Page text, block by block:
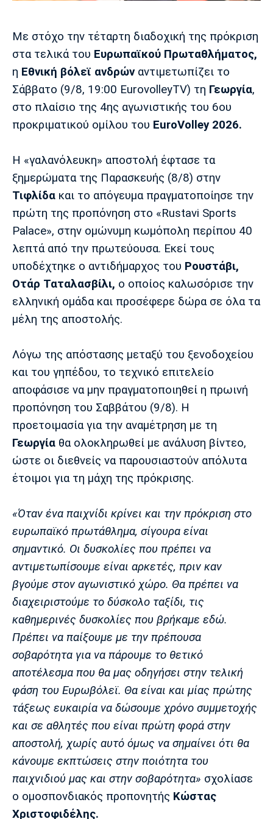
Πολιτισμός
Τραγούδια
Cine Spot
Running
Media
Παρασκήνιο
Πρόγραμμα TV
Ιωνικός Κηφισιά Πανσερραϊκός
Γιουνάιτεντ
Λίβερπουλ
Μάντσεστερ
Σίτι
Γιουβέντους
Ίντερ Μπάγερν
Μπορούσια
Ντόρτμουντ
Παρί Σεν
Ζερμέν
Πόρτο Μπενφίκα
Με στόχο την τέταρτη διαδοχική της πρόκριση
στα τελικά του Ευρωπαϊκού Πρωταθλήματος,
η Εθνική βόλεϊ ανδρώναντιμετωπίζει το
Σάββατο (9/8, 19:00 EurovolleyTV) τη Γεωργία,
στο πλαίσιο της 4ης αγωνιστικής του 6ου
προκριματικού ομίλου του EuroVolley 2026.
Η «γαλανόλευκη» αποστολή έφτασε τα
ξημερώματα της Παρασκευής (8/8) στην
Τιφλίδα και το απόγευμα πραγματοποίησε την
πρώτη της προπόνηση στο «Rustavi Sports
Palace», στην ομώνυμη κωμόπολη περίπου 40
λεπτά από την πρωτεύουσα. Εκεί τους
υποδέχτηκε ο αντιδήμαρχος του Ρουστάβι,
Οτάρ Ταταλασβίλι, ο οποίος καλωσόρισε την
ελληνική ομάδα και προσέφερε δώρα σε όλα τα
μέλη της αποστολής.
Λόγω της απόστασης μεταξύ του ξενοδοχείου
και του γηπέδου, το τεχνικό επιτελείο
αποφάσισε να μην πραγματοποιηθεί η πρωινή
προπόνηση του Σαββάτου (9/8). Η
προετοιμασία για την αναμέτρηση με τη
Γεωργία θα ολοκληρωθεί με ανάλυση βίντεο,
ώστε οι διεθνείς να παρουσιαστούν απόλυτα
έτοιμοι για τη μάχη της πρόκρισης.
«Όταν ένα παιχνίδι κρίνει και την πρόκριση στο
ευρωπαϊκό πρωτάθλημα, σίγουρα είναι
σημαντικό. Οι δυσκολίες που πρέπει να
αντιμετωπίσουμε είναι αρκετές, πριν καν
βγούμε στον αγωνιστικό χώρο. Θα πρέπει να
διαχειριστούμε το δύσκολο ταξίδι, τις
καθημερινές δυσκολίες που βρήκαμε εδώ.
Πρέπει να παίξουμε με την πρέπουσα
σοβαρότητα για να πάρουμε το θετικό
αποτέλεσμα που θα μας οδηγήσει στην τελική
φάση του Ευρωβόλεϊ. Θα είναι και μίας πρώτης
τάξεως ευκαιρία να δώσουμε χρόνο συμμετοχής
και σε αθλητές που είναι πρώτη φορά στην
αποστολή, χωρίς αυτό όμως να σημαίνει ότι θα
κάνουμε εκπτώσεις στην ποιότητα του
παιχνιδιού μας και στην σοβαρότητα» σχολίασε
ο ομοσπονδιακός προπονητής Κώστας
Χριστοφιδέλης.